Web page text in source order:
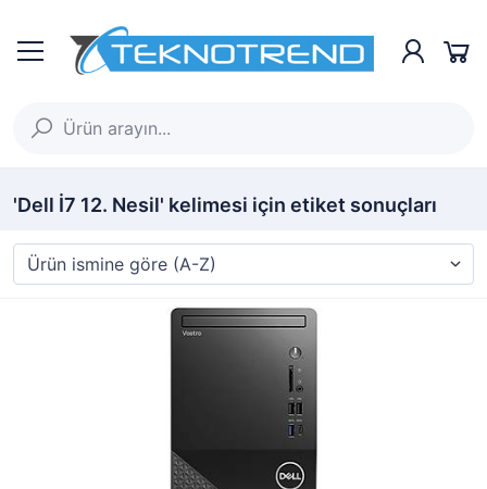
'Dell İ7 12. Nesil' kelimesi için etiket sonuçları